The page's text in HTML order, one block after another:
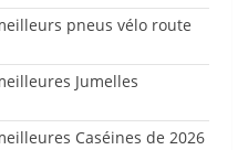
pneus vélo route
Jumelles
Caséines de 2026